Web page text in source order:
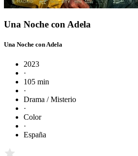
Una Noche con Adela
Una Noche con Adela
2023
·
105 min
·
Drama / Misterio
·
Color
·
España